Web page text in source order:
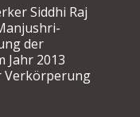
Siddhi Raj
der
Jahr 2013
Verkörperung